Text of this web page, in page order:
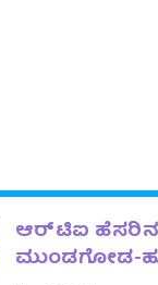
ಆರ್‌ಟಿಐ
ಮುಂಡಗೋಡ-